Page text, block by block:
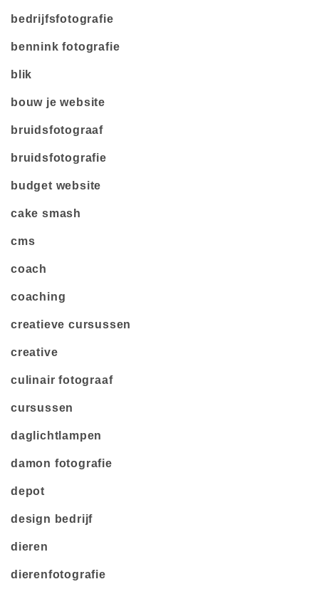
bedrijfsfotografie
bennink fotografie
blik
bouw je website
bruidsfotograaf
bruidsfotografie
budget website
cake smash
cms
coach
coaching
creatieve cursussen
creative
culinair fotograaf
cursussen
daglichtlampen
damon fotografie
depot
design bedrijf
dieren
dierenfotografie